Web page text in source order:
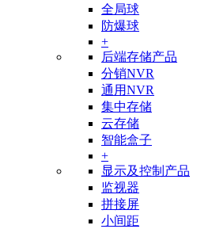
全局球
防爆球
+
后端存储产品
分销NVR
通用NVR
集中存储
云存储
智能盒子
+
显示及控制产品
监视器
拼接屏
小间距